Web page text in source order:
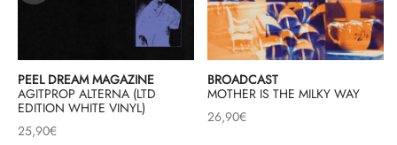
PEEL DREAM MAGAZINE
AGITPROP ALTERNA (LTD
EDITION WHITE VINYL)
25,90€
BROADCAST
MOTHER IS THE MILKY WAY
26,90€